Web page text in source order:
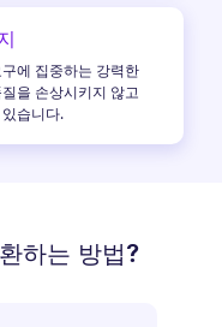
에 집중하는 강력한
을 손상시키지 않고
습니다.
하는 방법?